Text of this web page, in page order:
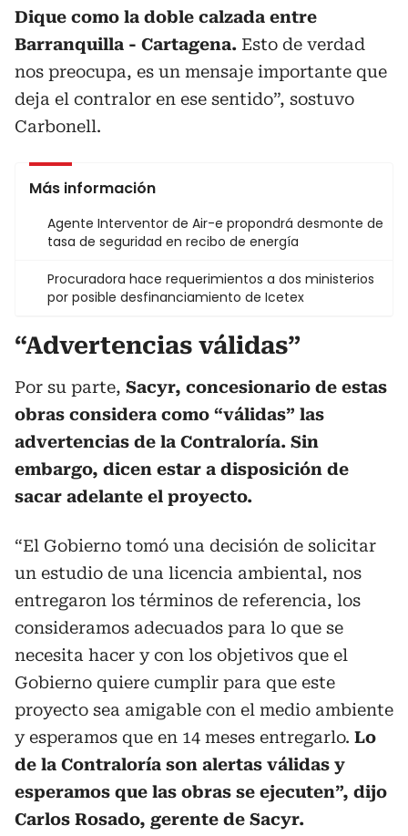
Dique como la doble calzada entre
Barranquilla - Cartagena. Esto de verdad
nos preocupa, es un mensaje importante que
deja el contralor en ese sentido”, sostuvo
Carbonell.
Más información
Agente Interventor de Air-e propondrá desmonte de
tasa de seguridad en recibo de energía
Procuradora hace requerimientos a dos ministerios
por posible desfinanciamiento de Icetex
“Advertencias válidas”
Por su parte, Sacyr, concesionario de estas
obras considera como “válidas” las
advertencias de la Contraloría. Sin
embargo, dicen estar a disposición de
sacar adelante el proyecto.
“El Gobierno tomó una decisión de solicitar
un estudio de una licencia ambiental, nos
entregaron los términos de referencia, los
consideramos adecuados para lo que se
necesita hacer y con los objetivos que el
Gobierno quiere cumplir para que este
proyecto sea amigable con el medio ambiente
y esperamos que en 14 meses entregarlo. Lo
de la Contraloría son alertas válidas y
esperamos que las obras se ejecuten”, dijo
Carlos Rosado, gerente de Sacyr.